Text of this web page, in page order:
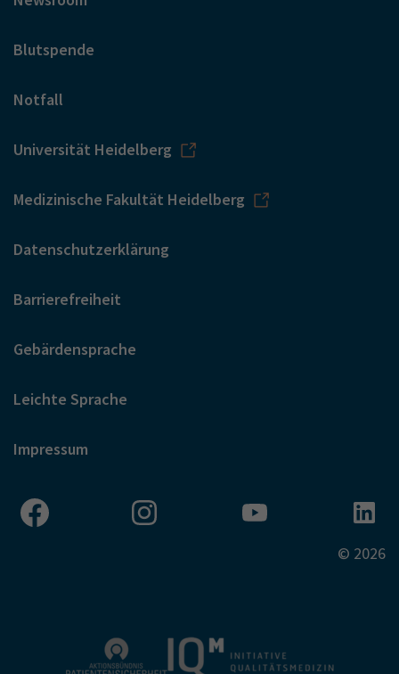
Blutspende
Notfall
Universität Heidelberg
Medizinische Fakultät Heidelberg
Datenschutzerklärung
Barrierefreiheit
Gebärdensprache
Leichte Sprache
Impressum
© 2026